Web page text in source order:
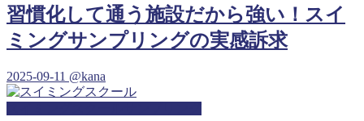
習慣化して通う施設だから強い！スイ
ミングサンプリングの実感訴求
2025-09-11 @kana